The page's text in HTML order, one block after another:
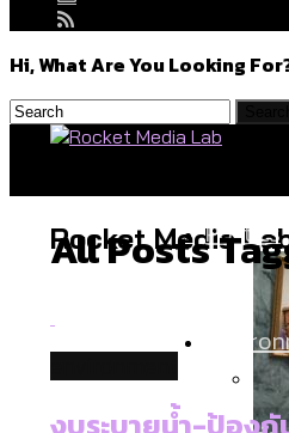
Hi, What Are You Looking
Rocket MediaPolitics
All Posts
งบระบายน้ำ-ป้องกั